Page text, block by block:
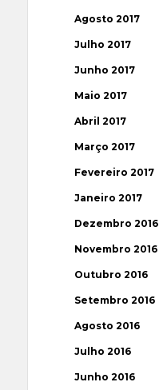
Agosto 2017
Julho 2017
Junho 2017
Maio 2017
Abril 2017
Março 2017
Fevereiro 2017
Janeiro 2017
Dezembro 2016
Novembro 2016
Outubro 2016
Setembro 2016
Agosto 2016
Julho 2016
Junho 2016